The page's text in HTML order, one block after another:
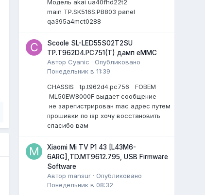
Panel: CC500PV5D
...
ВЫДЕЛИЛ
Модель akai ua40fhd22t2
main TP.SK516S.PB803 panel
qa395a4mct0288
Scoole SL-LED55S02T2SU
TP.T962D4.PC751(T) дамп eMMC
Автор Cyanic · Опубликовано
Понедельник в 11:39
CHASSIS tp.t962d4.pc756 FOBEM
ML50EW8000F выдает сообщение
не зарегистрирован mac адрес путем
прошивки по isp хочу восстановить
спасибо вам
Xiaomi Mi TV P1 43 [L43M6-
6ARG],TD.MT9612.795, USB Firmware
Software
Авторmansur · Опубликовано
Понедельник в 08:32